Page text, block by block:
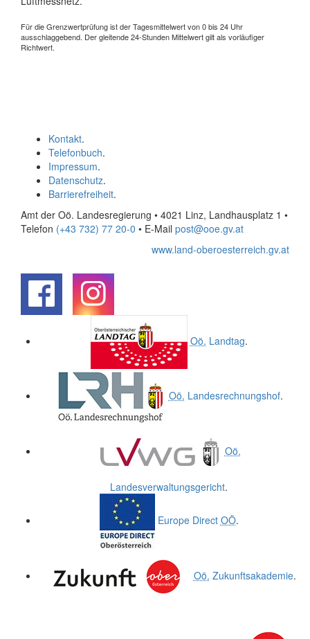
Für die Grenzwertprüfung ist der Tagesmittelwert von 0 bis 24 Uhr
ausschlaggebend. Der gleitende 24-Stunden Mittelwert gilt als vorläufiger
Richtwert.
Kontakt.
Telefonbuch.
Impressum.
Datenschutz.
Barrierefreiheit.
Amt der Oö. Landesregierung • 4021 Linz, Landhausplatz 1 •
Telefon (+43 732) 77 20-0 • E-Mail post@ooe.gv.at
www.land-oberoesterreich.gv.at
Oö. Landtag.
Oö. Landesrechnungshof.
Oö.
Landesverwaltungsgericht.
Europe Direct OÖ.
Oö. Zukunftsakademie.